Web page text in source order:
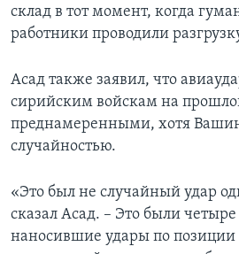
склад в тот момент, когда
работники проводили
Асад также заявил, что
сирийским войскам на
преднамеренными, хотя
случайностью.
«Это был не случайный удар
сказал Асад. – Это были четыре
наносившие удары по